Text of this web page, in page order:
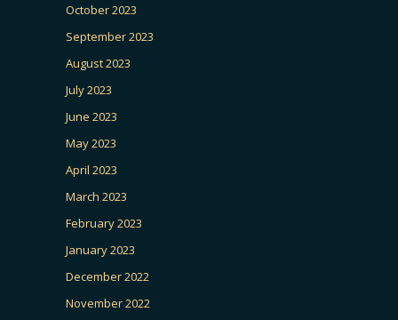
October 2023
September 2023
August 2023
July 2023
June 2023
May 2023
April 2023
March 2023
February 2023
January 2023
December 2022
November 2022